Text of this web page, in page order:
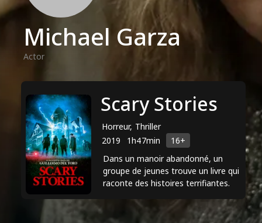
Michael Garza
Actor
Scary Stories
Horreur, Thriller
2019
1h47min
16+
Dans un manoir abandonné, un
groupe de jeunes trouve un livre qui
raconte des histoires terrifiantes.
conséquence. ...